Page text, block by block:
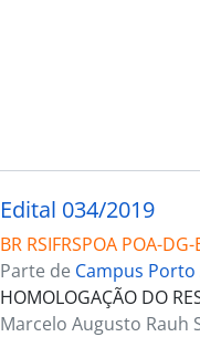
Edital 034/2019
BR RSIFRSPOA POA-
Parte de Campus Porto
HOMOLOGAÇÃO DO
Marcelo Augusto Rauh